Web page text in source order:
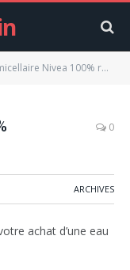
Nivea 100% remboursé – 01/03/2026
0
ARCHIVES
achat d’une eau